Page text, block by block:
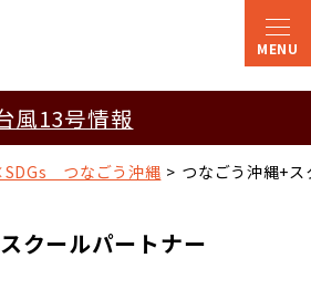
風13号情報
　つなごう沖縄 つなごう沖縄+
クールパートナー